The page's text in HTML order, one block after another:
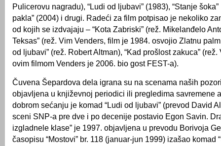
Pulicerovu nagradu), “Ludi od ljubavi” (1983), “Stanje šoka”
pakla” (2004) i drugi. Radeći za film potpisao je nekoliko
od kojih se izdvajaju – “Kota Zabriski” (rež. Mikelanđelo
Teksas” (rež. Vim Venders, film je 1984. osvojio Zlatnu
od ljubavi” (rež. Robert Altman), “Kad prošlost zakuca”
ovim filmom Venders je 2006. bio gost FEST-a).
Čuvena Šepardova dela igrana su na scenama naših
objavljena u književnoj periodici ili pregledima savremene
dobrom sećanju je komad “Ludi od ljubavi” (prevod David
sceni SNP-a pre dve i po decenije postavio Egon Savin.
izgladnele klase” je 1997. objavljena u prevodu Borivoja
časopisu “Mostovi” br. 118 (januar-jun 1999) izašao komad